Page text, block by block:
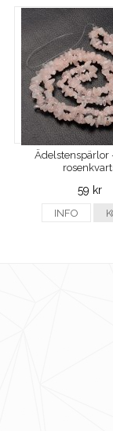
Ädelstenspärlor
59 kr
INFO